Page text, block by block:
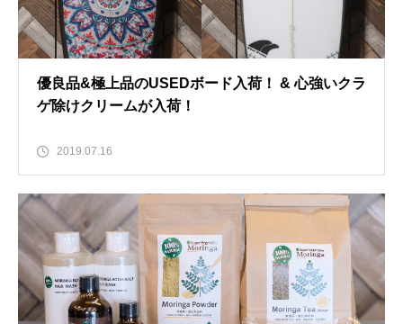
優良品&極上品のUSEDボード入荷！ & 心強いクラ
ゲ除けクリームが入荷！
2019.07.16